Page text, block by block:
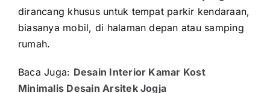
dirancang khusus untuk tempat parkir kendaraan,
biasanya mobil, di halaman depan atau samping
rumah.
Baca Juga: Desain Interior Kamar Kost
Minimalis Desain Arsitek Jogja